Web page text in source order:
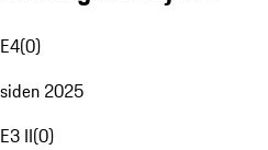
E4(0)
siden 2025
E3 II(0)